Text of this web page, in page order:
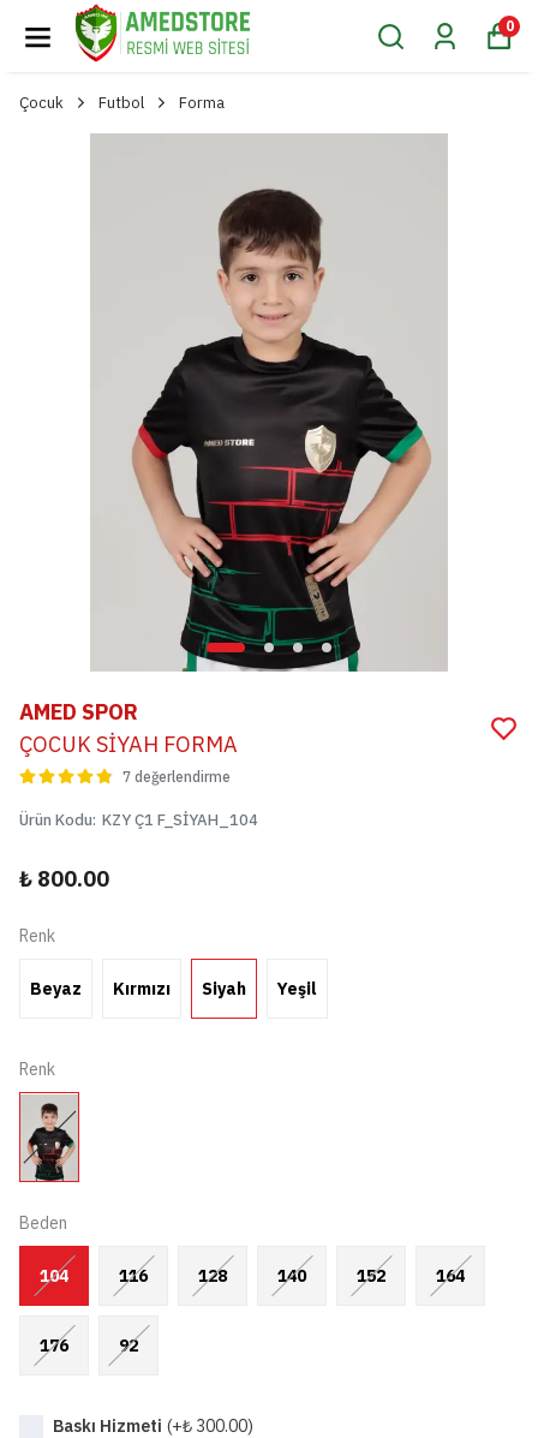
0
Çocuk Futbol Forma
AMED SPOR
ÇOCUK SİYAH FORMA
7 değerlendirme
Ürün Kodu: KZY Ç1 F_SİYAH_104
₺ 800.00
Renk
Beyaz Kırmızı Siyah Yeşil
Renk
Beden
104 116 128 140 152 164
176 92
Baskı Hizmeti (+₺ 300.00)